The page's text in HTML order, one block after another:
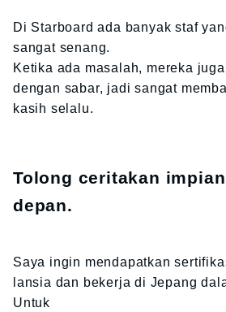
Di Starboard ada banyak staf
sangat senang.
Ketika ada masalah, mereka
dengan sabar, jadi sangat
kasih selalu.
Tolong ceritakan
depan.
Saya ingin mendapatkan
lansia dan bekerja di Jepang
Untuk